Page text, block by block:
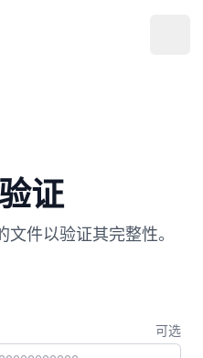
证
件以验证其完整性。
可选